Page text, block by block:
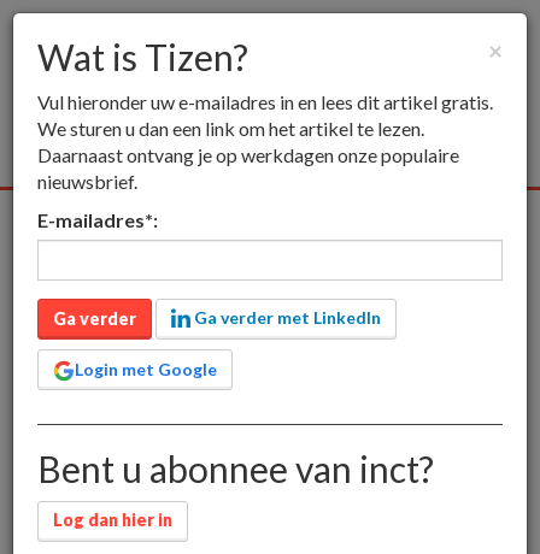
Alle media Publieksmedia
Wat is Tizen?
rommelige geschiedenis. Voorloper was MeeGo, een
iniatiatief van Nokia en Intel. Het systeem werd eerst
ontwikkeld voor netbooks, maar later kwamen er
versies voor telefoons, autoradio’s en zelfs televisies.
×
Wat is Tizen?
Vul hieronder uw e-mailadres in en lees dit artikel gratis.
We sturen u dan een link om het artikel te lezen.
Daarnaast ontvang je op werkdagen onze populaire
nieuwsbrief.
E-mailadres*:
Ga verder Ga verder met LinkedIn
Login met Google
Bent u abonnee van inct?
Log dan hier in